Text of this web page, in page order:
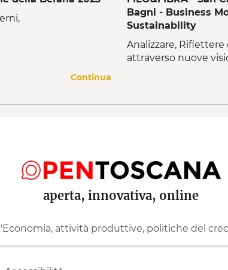
Continua
Bagni - Business
Sustainability
Analizzare, Riflettere
attraverso nuove
aperta, innovativa, online
attività produttive, politiche del